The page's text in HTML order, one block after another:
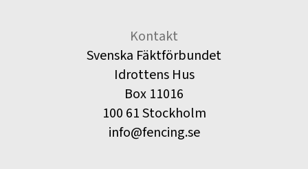
Kontakt
Svenska Fäktförbundet
Idrottens Hus
Box 11016
100 61 Stockholm
info@fencing.se